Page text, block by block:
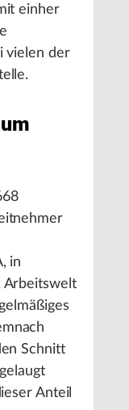
einher
vielen der
in
Arbeitswelt
Schnitt
Anteil